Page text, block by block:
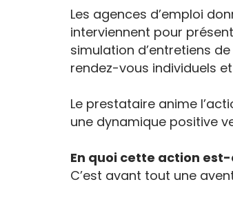
Les agences d’emploi
interviennent pour
simulation d’entretiens
rendez-vous individuels
Le prestataire anime
une dynamique positive
En quoi cette action
C’est avant tout une